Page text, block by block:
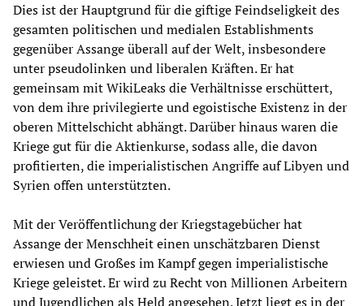
Dies ist der Hauptgrund für die giftige Feindseligkeit des
gesamten politischen und medialen Establishments
gegenüber Assange überall auf der Welt, insbesondere
unter pseudolinken und liberalen Kräften. Er hat
gemeinsam mit WikiLeaks die Verhältnisse erschüttert,
von dem ihre privilegierte und egoistische Existenz in der
oberen Mittelschicht abhängt. Darüber hinaus waren die
Kriege gut für die Aktienkurse, sodass alle, die davon
profitierten, die imperialistischen Angriffe auf Libyen und
Syrien offen unterstützten.
Mit der Veröffentlichung der Kriegstagebücher hat
Assange der Menschheit einen unschätzbaren Dienst
erwiesen und Großes im Kampf gegen imperialistische
Kriege geleistet. Er wird zu Recht von Millionen Arbeitern
und Jugendlichen als Held angesehen. Jetzt liegt es in der